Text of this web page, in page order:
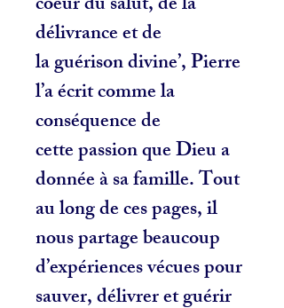
délivrance et de
la guérison divine’, Pierre
l’a écrit comme la
conséquence de
cette passion que Dieu a
donnée à sa famille. Tout
au long de ces pages, il
nous partage beaucoup
d’expériences vécues pour
sauver, délivrer et guérir